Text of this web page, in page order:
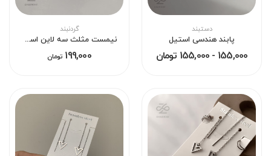
دستبند
پابند هندسی استیل
155,000 - 155,000 تومان
گردنبند
نیمست مثلث سه لاین استیل
199,000 تومان